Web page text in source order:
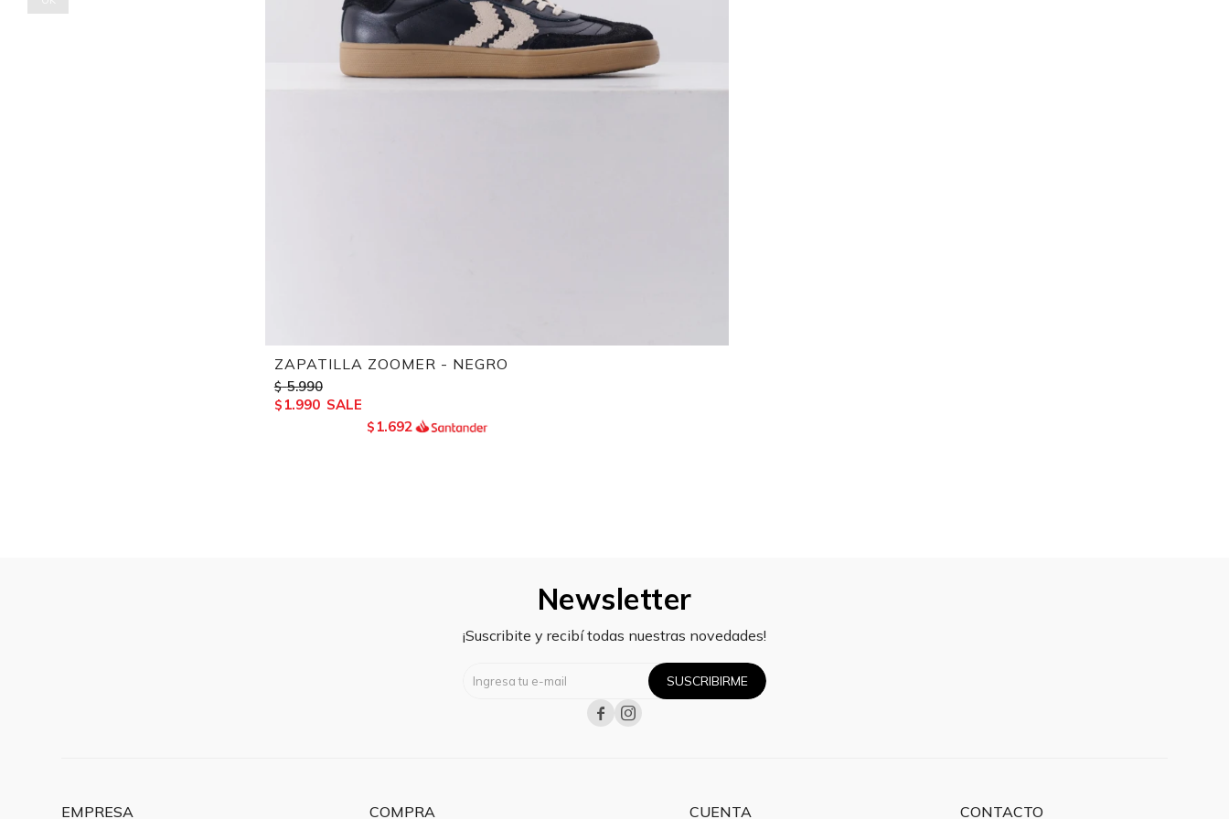
ZAPATILLA ZOOMER - NEGRO
$ 5.990
$ 1.990
$ 1.692
Newsletter
¡Suscribite y recibí todas nuestras novedades!
SUSCRIBIRME
 
EMPRESA COMPRA CUENTA CONTACTO